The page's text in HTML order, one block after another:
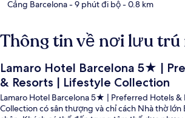
Cảng Barcelona- 9 phút đi bộ- 0.8 km
Thông tin về nơi lưu trú
Lamaro Hotel Barcelona 5★ |
& Resorts | Lifestyle Collection
Lamaro Hotel Barcelona 5★ | Preferred Hotels &
Collection có sân thượng và chỉ cách Nhà thờ lớn